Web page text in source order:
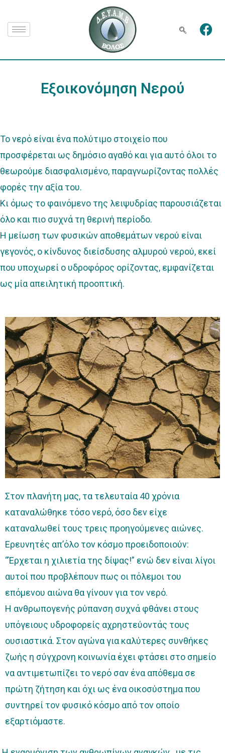
Εξοικονόμηση Νερού
To νερό είναι ένα πολύτιμο στοιχείο που
προσφέρεται ως δημόσιο αγαθό και για αυτό όλοι το
θεωρούμε διασφαλισμένο, παραγνωρίζοντας πολλές
φορές την αξία του.
Κι όμως το φαινόμενο της λειψυδρίας παρουσιάζεται
όλο και πιο συχνά τη θερινή περίοδο.
Η μείωση των φυσικών αποθεμάτων νερού είναι
γεγονός, ο κίνδυνος διείσδυσης αλμυρού νερού, εκεί
που υποχωρεί ο υδροφόρος ορίζοντας, εμφανίζεται
ως μία απειλητική προοπτική.
Στον πλανήτη μας, τα τελευταία 40 χρόνια
καταναλώθηκε τόσο νερό, όσο δεν είχε
καταναλωθεί τους τρεις προηγούμενες αιώνες.
Ερευνητές απ’όλο τον κόσμο προειδοποιούν:
“Έρχεται η χιλιετία της δίψας!” ενώ δεν είναι λίγοι
αυτοί που προβλέπουν πως οι πόλεμοι του
επόμενου αιώνα θα γίνουν για τον νερό.
Η ανθρωπογενής ρύπανση συχνά φθάνει στους
υπόγειους υδροφορείς αχρηστεύοντάς τους
ουσιαστικά. Στον αγώνα για καλύτερες συνθήκες
ζωής η σύγχρονη κοινωνία έχει φτάσει στο σημείο
να αντιμετωπίζει το νερό σαν ένα απόθεμα σε
πρώτη ζήτηση και όχι ως ένα οικοσύστημα που
συντηρεί τον φυσικό κόσμο από τον οποίο
εξαρτιόμαστε.